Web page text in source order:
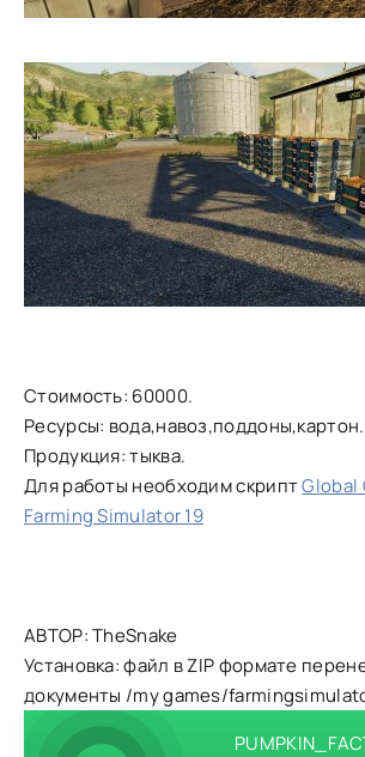
Стоимость: 60000.
Ресурсы: вода,навоз,поддоны,картон.
Продукция: тыква.
Для работы необходим скриптGlobal
Farming Simulator 19
АВТОР: TheSnake
Установка: файл в ZIP формате
документы /my games/